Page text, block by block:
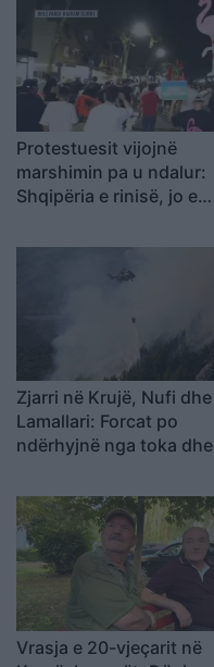
Protestuesit vijojnë
marshimin pa u ndalur:
Shqipëria e rinisë, jo e
Zjarri në Krujë, Nufi dhe
Lamallari: Forcat po
ndërhyjnë nga toka dhe
Vrasja e 20-vjeçarit në